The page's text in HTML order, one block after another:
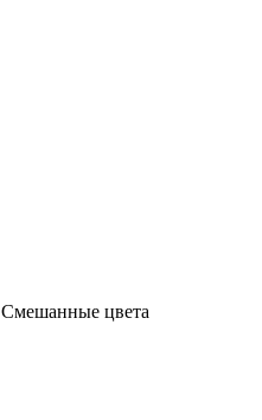
Смешанные цвета